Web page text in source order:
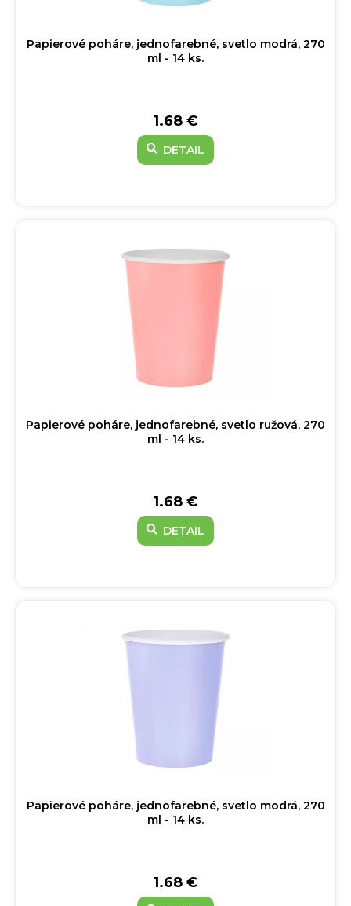
Papierové poháre, jednofarebné, svetlo modrá, 270
ml - 14 ks.
1.68 €
DETAIL
Papierové poháre, jednofarebné, svetlo ružová, 270
ml - 14 ks.
1.68 €
DETAIL
Papierové poháre, jednofarebné, svetlo modrá, 270
ml - 14 ks.
1.68 €